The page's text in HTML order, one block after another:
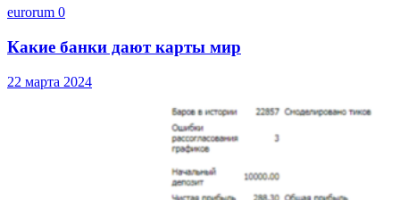
eurorum 0
Какие банки дают карты мир
22 марта 2024